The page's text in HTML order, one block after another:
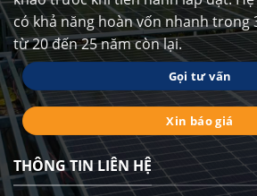
có khả năng hoàn vốn nhanh trong
từ 20 đến 25 năm còn lại.
Gọi tư vấn
Xin báo giá
THÔNG TIN LIÊN HỆ